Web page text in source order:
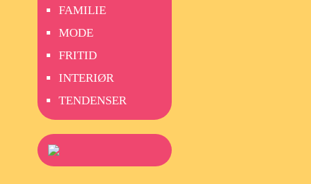
FAMILIE
MODE
FRITID
INTERIØR
TENDENSER